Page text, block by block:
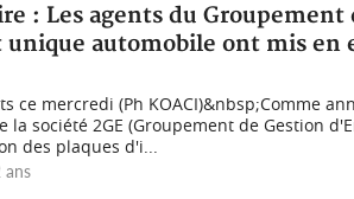
: Les agents du
unique automobile ont mis en
ce mercredi (Ph KOACI)&nbsp;Comme
la société 2GE (Groupement de Gestion
des plaques d'i...
ans